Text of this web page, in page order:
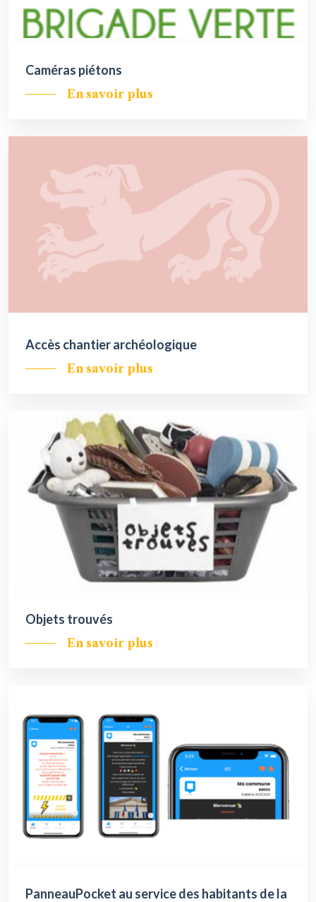
Caméras piétons
En savoir plus
Accès chantier archéologique
En savoir plus
Objets trouvés
En savoir plus
PanneauPocket au service des habitants de la